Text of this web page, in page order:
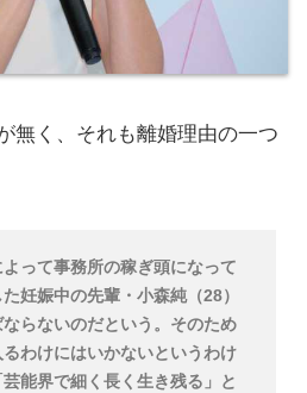
無く、それも離婚理由の一つ
って事務所の稼ぎ頭になって
妊娠中の先輩・小森純（28）
らないのだという。そのため
わけにはいかないというわけ
能界で細く長く生き残る」と